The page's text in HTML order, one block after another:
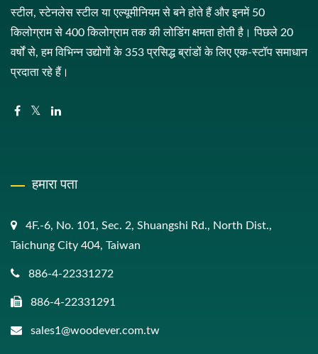
स्टील, स्टेनलेस स्टील या एल्यूमीनियम से बने होते हैं और इनमें 50
किलोग्राम से 400 किलोग्राम तक की लोडिंग क्षमता होती है। पिछले 20
वर्षों से, हम विभिन्न उद्योगों के 353 प्रसिद्ध ब्रांडों के लिए एक-स्टॉप समाधान
प्रदाता रहे हैं।
हमारा पता
4F.-6, No. 101, Sec. 2, Shuangshi Rd., North Dist.,
Taichung City 404, Taiwan
886-4-22331272
886-4-22331291
sales1@woodever.com.tw